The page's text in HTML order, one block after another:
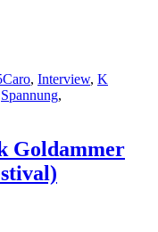
Caro, Interview, K
Spannung,
Goldammer